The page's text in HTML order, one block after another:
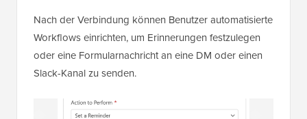
Nach der Verbindung können Benutzer automatisierte
Workflows einrichten, um Erinnerungen festzulegen
oder eine Formularnachricht an eine DM oder einen
Slack-Kanal zu senden.